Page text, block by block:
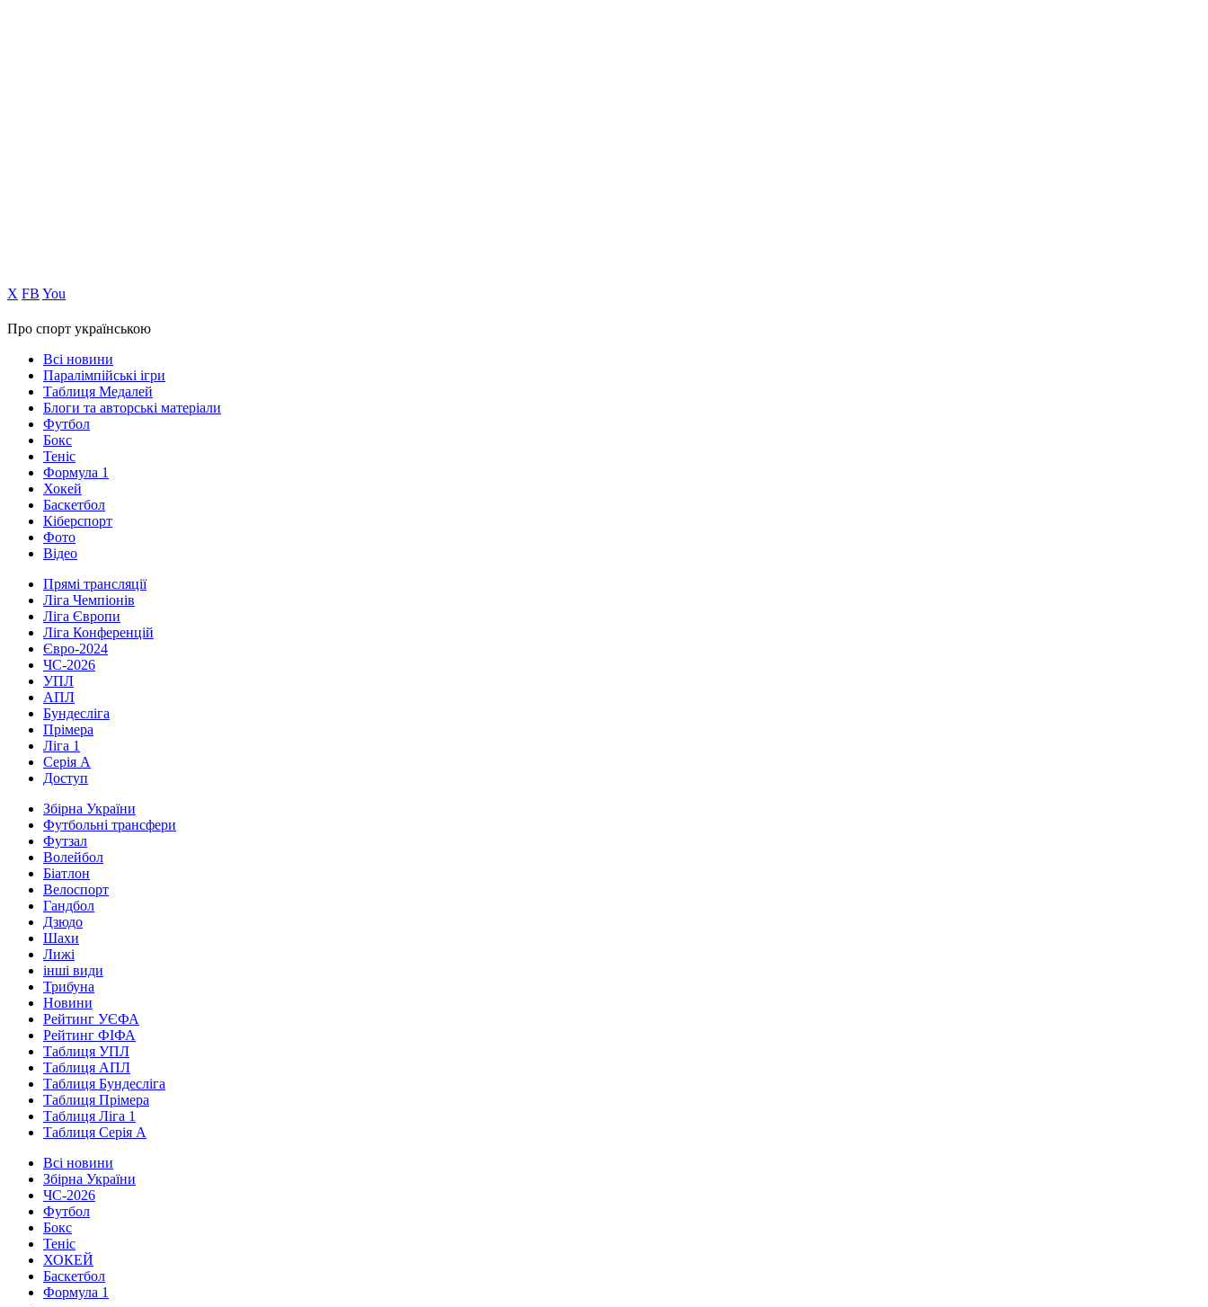
Х FB You
Про спорт українською
Всі новини
Паралімпійські ігри
Таблиця Медалей
Блоги та авторські матеріали
Футбол
Бокс
Теніс
Формула 1
Хокей
Баскетбол
Кіберспорт
Фото
Відео
Прямі трансляції
Ліга Чемпіонів
Ліга Європи
Ліга Конференцій
Євро-2024
ЧС-2026
УПЛ
АПЛ
Бундесліга
Прімера
Ліга 1
Серія А
Доступ
Збірна України
Футбольні трансфери
Футзал
Волейбол
Біатлон
Велоспорт
Гандбол
Дзюдо
Шахи
Лижі
інші види
Трибуна
Новини
Рейтинг УЄФА
Рейтинг ФІФА
Таблиця УПЛ
Таблиця АПЛ
Таблиця Бундесліга
Таблиця Прімера
Таблиця Ліга 1
Таблиця Серія А
Всі новини
Збірна України
ЧС-2026
Футбол
Бокс
Теніс
ХОКЕЙ
Баскетбол
Формула 1